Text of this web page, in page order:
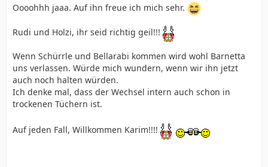
Oooohhh jaaa. Auf ihn freue ich mich sehr.
Rudi und Holzi, ihr seid richtig geil!!!
Wenn Schürrle und Bellarabi kommen wird wohl Barnetta
uns verlassen. Würde mich wundern, wenn wir ihn jetzt
auch noch halten würden.
Ich denke mal, dass der Wechsel intern auch schon in
trockenen Tüchern ist.
Auf jeden Fall, Willkommen Karim!!!!